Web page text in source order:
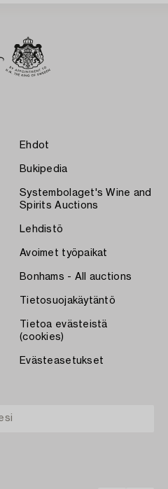
Ehdot
Bukipedia
Systembolaget's Wine and
Spirits Auctions
Lehdistö
Avoimet työpaikat
Bonhams - All auctions
Tietosuojakäytäntö
Tietoa evästeistä
(cookies)
Evästeasetukset